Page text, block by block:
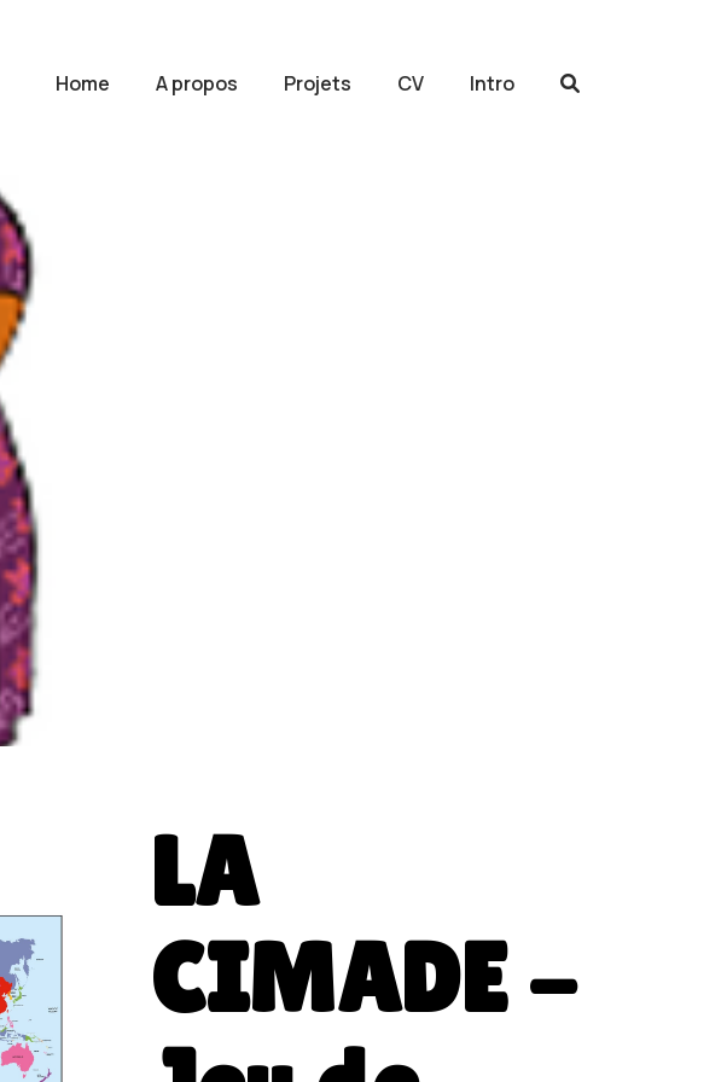
Home A propos Projets CV Intro
LA
CIMADE -